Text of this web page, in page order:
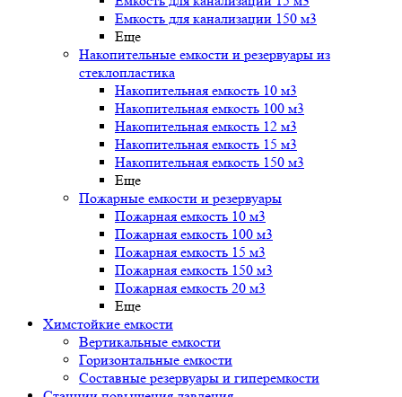
Емкость для канализации 150 м3
Еще
Накопительные емкости и резервуары из
стеклопластика
Накопительная емкость 10 м3
Накопительная емкость 100 м3
Накопительная емкость 12 м3
Накопительная емкость 15 м3
Накопительная емкость 150 м3
Еще
Пожарные емкости и резервуары
Пожарная емкость 10 м3
Пожарная емкость 100 м3
Пожарная емкость 15 м3
Пожарная емкость 150 м3
Пожарная емкость 20 м3
Еще
Химстойкие емкости
Вертикальные емкости
Горизонтальные емкости
Составные резервуары и гиперемкости